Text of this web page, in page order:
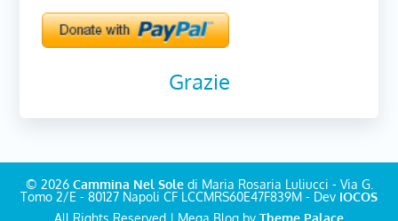
Grazie
© 2026 Cammina Nel Soledi Maria Rosaria Luliucci - Via G.
Tomo 2/E - 80127 Napoli CF LCCMRS60E47F839M - Dev IOCOS